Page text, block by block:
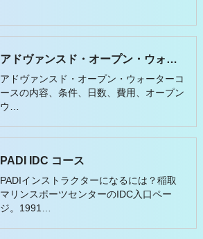
アドヴァンスド・オープン・ウォーター（AOW）コースのよくある質問
アドヴァンスド・オープン・ウォーターコ
ースの内容、条件、日数、費用、オープン
ウ…
PADI IDC コース
PADIインストラクターになるには？稲取
マリンスポーツセンターのIDC入口ペー
ジ。1991…